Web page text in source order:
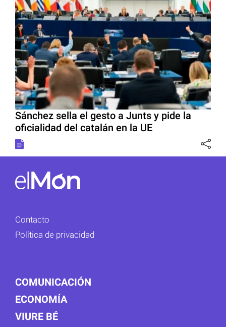
Sánchez sella el gesto a Junts y pide la
oficialidad del catalán en la UE
Contacto
Política de privacidad
COMUNICACIÓN
ECONOMÍA
VIURE BÉ